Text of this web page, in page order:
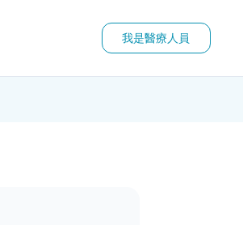
我是醫療人員